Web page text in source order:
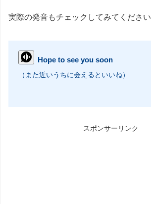
実際の発音もチェックしてみてください
Hope to see you soon
（また近いうちに会えるといいね）
スポンサーリンク